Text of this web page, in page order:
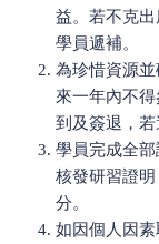
益。若不克
學員遞補。
為珍惜資源
來一年內不
到及簽退，若
學員完成全
核發研習證
分。
如因個人因